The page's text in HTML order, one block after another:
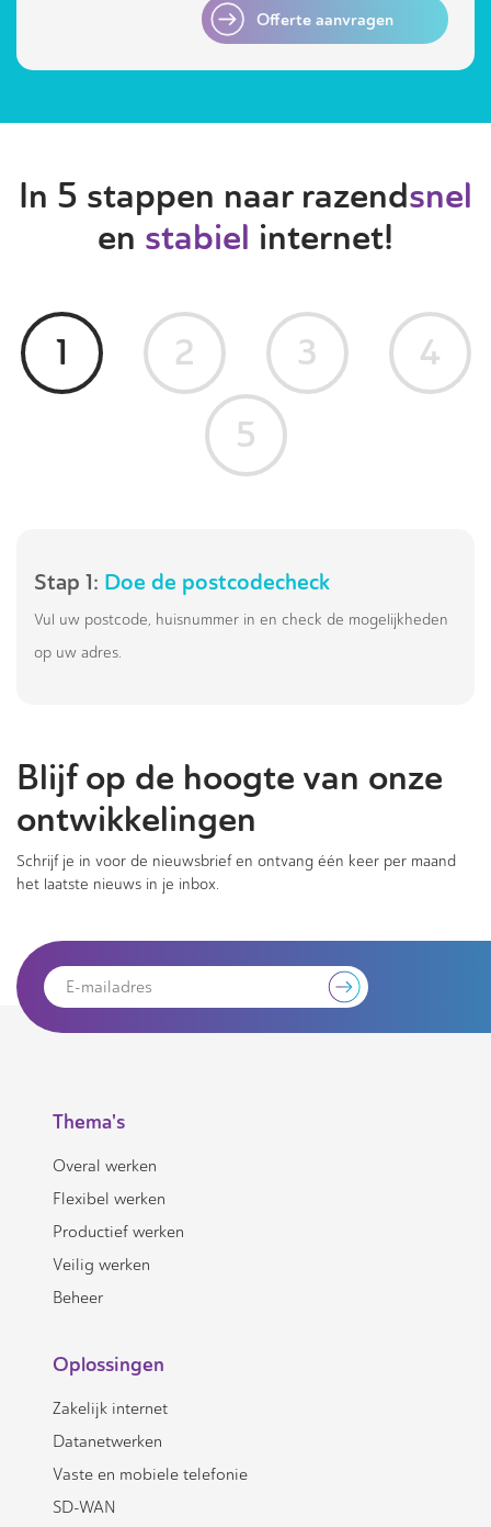
Offerte aanvragen
In 5 stappen naar razendsnel
en stabiel internet!
1 2 3
4
5
Stap 1: Doe de postcodecheck
Vul uw postcode, huisnummer in en check de mogelijkheden
op uw adres.
Blijf op de hoogte van onze
ontwikkelingen
Schrijf je in voor de nieuwsbrief en ontvang één keer per maand
het laatste nieuws in je inbox.
Thema's
Overal werken
Flexibel werken
Productief werken
Veilig werken
Beheer
Oplossingen
Zakelijk internet
Datanetwerken
Vaste en mobiele telefonie
SD-WAN